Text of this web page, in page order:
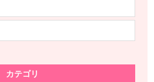
カテゴリ